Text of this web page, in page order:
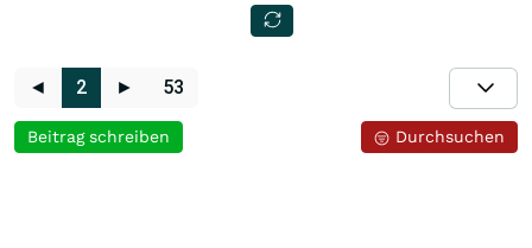
◄ 2 ► 53
Durchsuchen
Beitrag schreiben